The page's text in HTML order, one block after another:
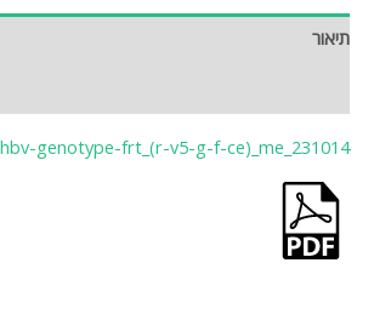
תיאור
hbv-genotype-frt_(r-v5-g-f-ce)_me_231014